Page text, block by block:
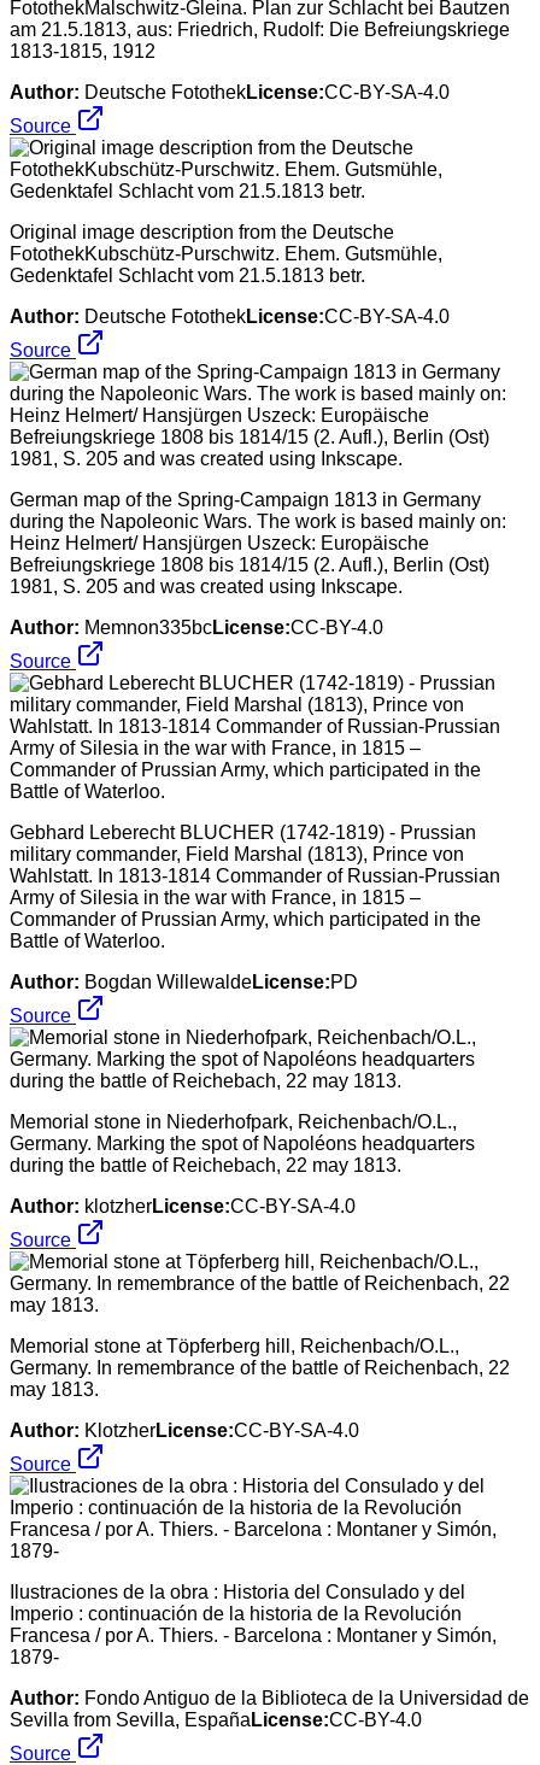
FotothekMalschwitz-Gleina. Plan zur Schlacht bei Bautzen
am 21.5.1813, aus: Friedrich, Rudolf: Die Befreiungskriege
1813-1815, 1912
Author: Deutsche FotothekLicense:CC-BY-SA-4.0
Source
Original image description from the Deutsche
FotothekKubschütz-Purschwitz. Ehem. Gutsmühle,
Gedenktafel Schlacht vom 21.5.1813 betr.
Author: Deutsche FotothekLicense:CC-BY-SA-4.0
Source
German map of the Spring-Campaign 1813 in Germany
during the Napoleonic Wars. The work is based mainly on:
Heinz Helmert/ Hansjürgen Uszeck: Europäische
Befreiungskriege 1808 bis 1814/15 (2. Aufl.), Berlin (Ost)
1981, S. 205 and was created using Inkscape.
Author: Memnon335bcLicense:CC-BY-4.0
Source
Gebhard Leberecht BLUCHER (1742-1819) - Prussian
military commander, Field Marshal (1813), Prince von
Wahlstatt. In 1813-1814 Commander of Russian-Prussian
Army of Silesia in the war with France, in 1815 –
Commander of Prussian Army, which participated in the
Battle of Waterloo.
Author: Bogdan WillewaldeLicense:PD
Source
Memorial stone in Niederhofpark, Reichenbach/O.L.,
Germany. Marking the spot of Napoléons headquarters
during the battle of Reichebach, 22 may 1813.
Author: klotzherLicense:CC-BY-SA-4.0
Source
Memorial stone at Töpferberg hill, Reichenbach/O.L.,
Germany. In remembrance of the battle of Reichenbach, 22
may 1813.
Author: KlotzherLicense:CC-BY-SA-4.0
Source
Ilustraciones de la obra : Historia del Consulado y del
Imperio : continuación de la historia de la Revolución
Francesa / por A. Thiers. - Barcelona : Montaner y Simón,
1879-
Author: Fondo Antiguo de la Biblioteca de la Universidad de
Sevilla from Sevilla, España License:CC-BY-4.0
Source